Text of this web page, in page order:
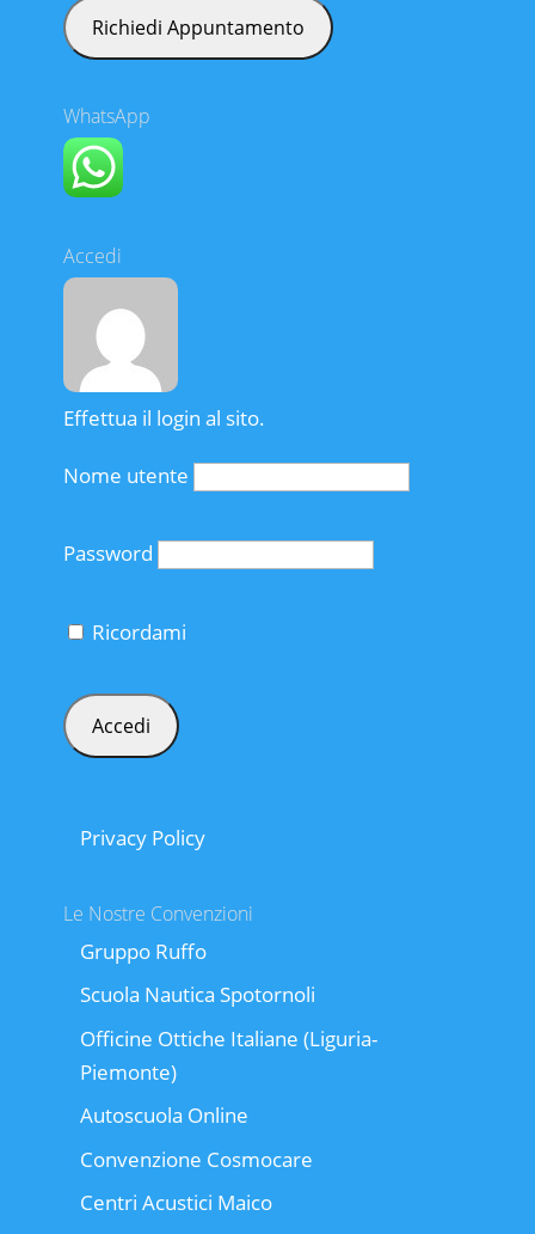
WhatsApp
Accedi
Effettua il login al sito.
Nome utente
Password
Ricordami
Privacy Policy
Le Nostre Convenzioni
Gruppo Ruffo
Scuola Nautica Spotornoli
Officine Ottiche Italiane (Liguria-
Piemonte)
Autoscuola Online
Convenzione Cosmocare
Centri Acustici Maico